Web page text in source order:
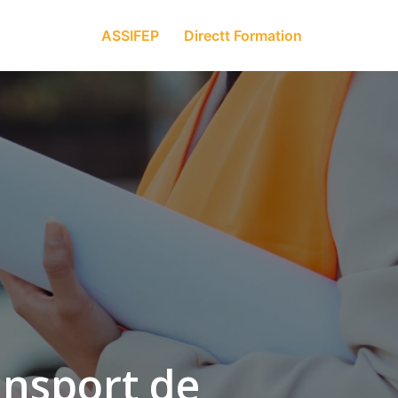
ASSIFEP Directt Formation
de